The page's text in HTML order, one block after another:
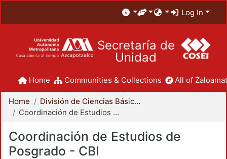
Log In
Secretaría de
Unidad
Home Communities & Collections All of
Home
División de Ciencias Básicas e Ingeniería
Coordinación de Estudios de Posgrado - CBI
Coordinación de Estudios de
Posgrado - CBI